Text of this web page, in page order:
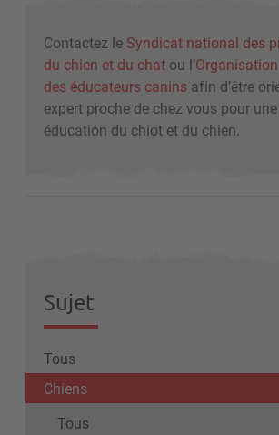
Contactez le Syndicat national des
du chien et du chat ou l’
des éducateurs canins afin d’être
expert proche de chez vous pour
éducation du chiot et du chien.
Sujet
Tous
Chiens
Tous